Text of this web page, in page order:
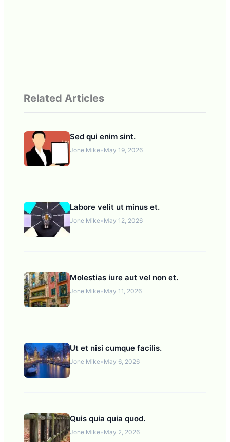
Related Articles
Sed qui enim sint.
Jone Mike• May 19, 2026
Labore velit ut minus et.
Jone Mike• May 12, 2026
Molestias iure aut vel non et.
Jone Mike• May 11, 2026
Ut et nisi cumque facilis.
Jone Mike• May 6, 2026
Quis quia quia quod.
Jone Mike• May 2, 2026